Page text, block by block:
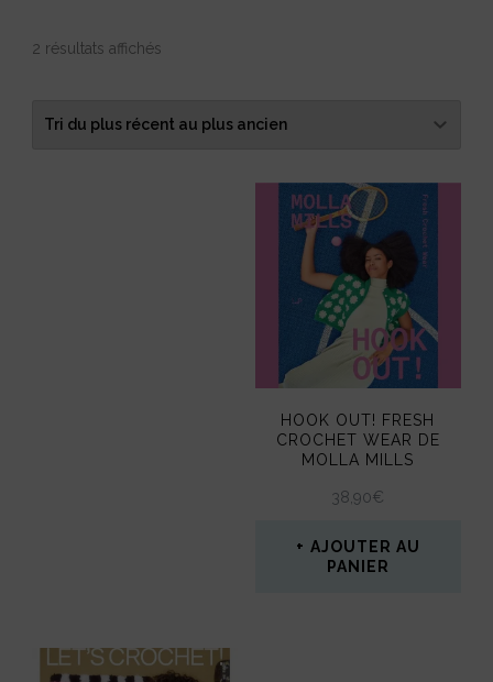
2 résultats affichés
récent
HOOK OUT! FRESH
CROCHET WEAR DE
MOLLA MILLS
38,90€
AJOUTER AU
PANIER